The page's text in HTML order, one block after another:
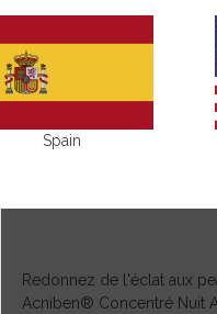
Redonnez de l'éclat aux
Acniben® Concentré Nuit
Spain